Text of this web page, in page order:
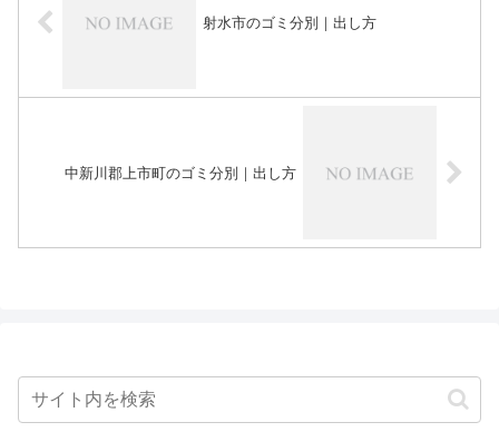
射水市のゴミ分別｜出し方
中新川郡上市町のゴミ分別｜出し方